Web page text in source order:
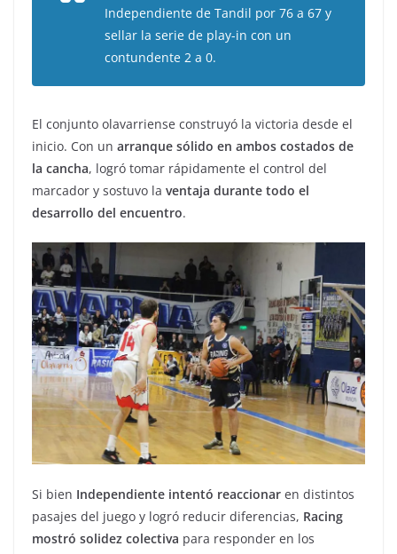
Independiente de Tandil por 76 a 67 y
sellar la serie de play-in con un
contundente 2 a 0.
El conjunto olavarriense construyó la victoria desde el
inicio. Con un arranque sólido en ambos costados de
la cancha, logró tomar rápidamente el control del
marcador y sostuvo la ventaja durante todo el
desarrollo del encuentro.
Si bien Independiente intentó reaccionar en distintos
pasajes del juego y logró reducir diferencias, Racing
mostró solidez colectiva para responder en los